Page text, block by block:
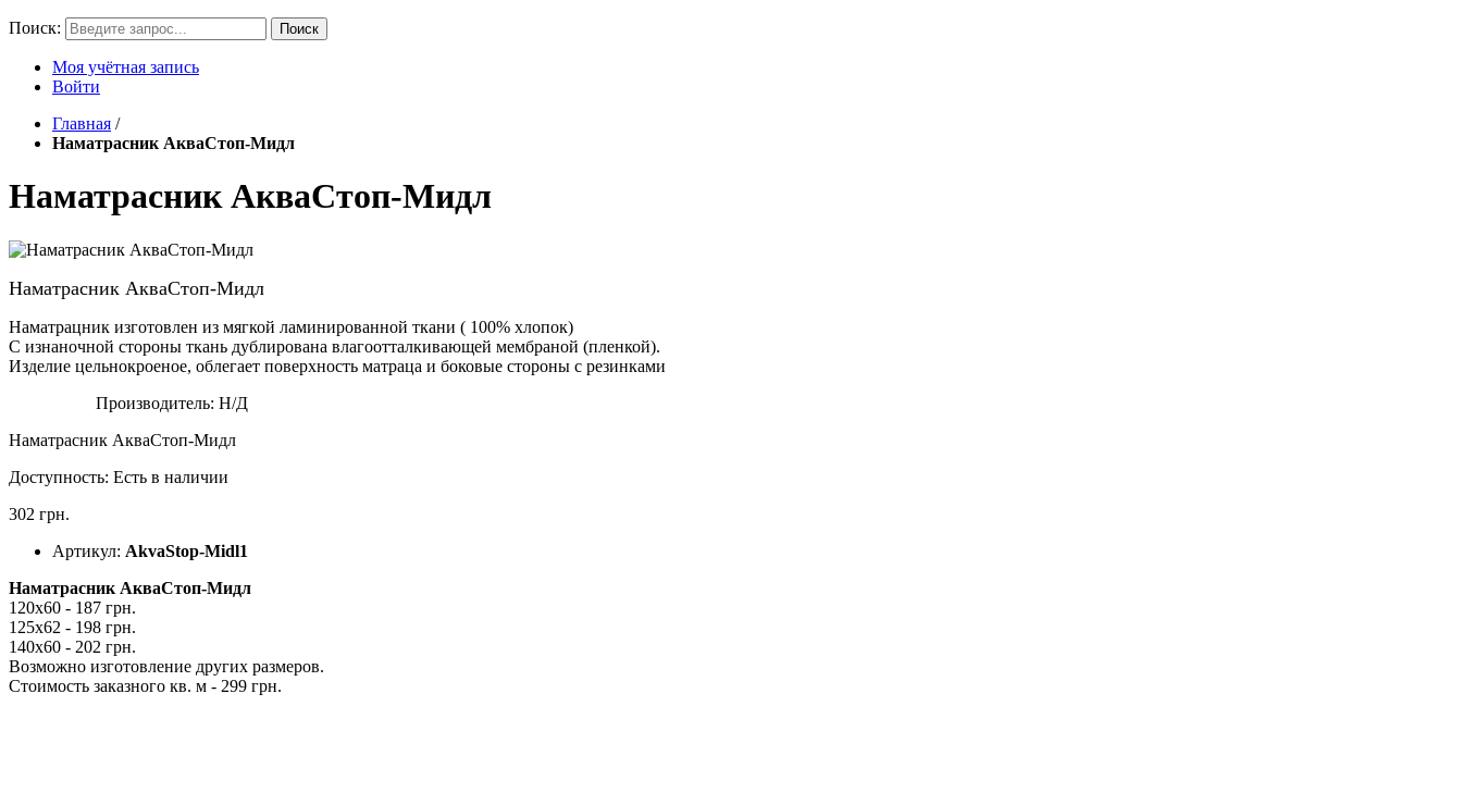
Поиск: Поиск
Моя учётная запись
Войти
Главная /
Наматрасник АкваСтоп-Мидл
Наматрасник АкваСтоп-Мидл
Наматрасник АкваСтоп-Мидл
Наматрацник изготовлен из мягкой ламинированной ткани ( 100% хлопок)
С изнаночной стороны ткань дублирована влагоотталкивающей мембраной (пленкой).
Изделие цельнокроеное, облегает поверхность матраца и боковые стороны с резинками
Производитель: Н/Д
Наматрасник АкваСтоп-Мидл
Доступность: Есть в наличии
302 грн.
Артикул: AkvaStop-Midl1
Наматрасник АкваСтоп-Мидл
120х60 - 187 грн.
125х62 - 198 грн.
140х60 - 202 грн.
Возможно изготовление других размеров.
Стоимость заказного кв. м - 299 грн.